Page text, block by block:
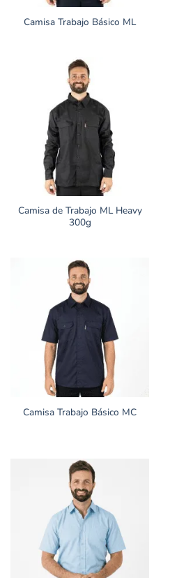
Camisa Trabajo Básico ML
Camisa de Trabajo ML Heavy
300g
Camisa Trabajo Básico MC